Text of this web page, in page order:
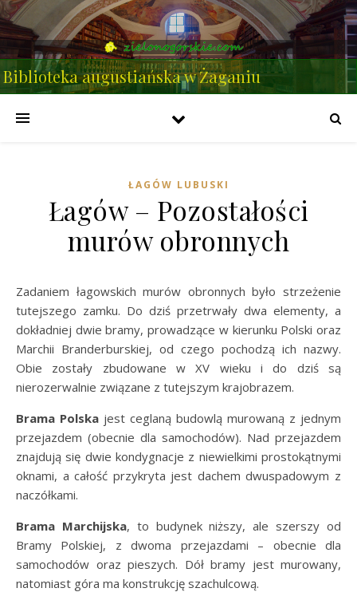
Biblioteka augustiańska w Żaganiu
ŁAGÓW LUBUSKI
Łagów – Pozostałości
murów obronnych
Zadaniem łagowskich murów obronnych było strzeżenie
tutejszego zamku. Do dziś przetrwały dwa elementy, a
dokładniej dwie bramy, prowadzące w kierunku Polski oraz
Marchii Branderburskiej, od czego pochodzą ich nazwy.
Obie zostały zbudowane w XV wieku i do dziś są
nierozerwalnie związane z tutejszym krajobrazem.
Brama Polska jest ceglaną budowlą murowaną z jednym
przejazdem (obecnie dla samochodów). Nad przejazdem
znajdują się dwie kondygnacje z niewielkimi prostokątnymi
oknami, a całość przykryta jest dachem dwuspadowym z
naczółkami.
Brama Marchijska, to budynek niższy, ale szerszy od
Bramy Polskiej, z dwoma przejazdami – obecnie dla
samochodów oraz pieszych. Dół bramy jest murowany,
natomiast góra ma konstrukcję szachulcową.